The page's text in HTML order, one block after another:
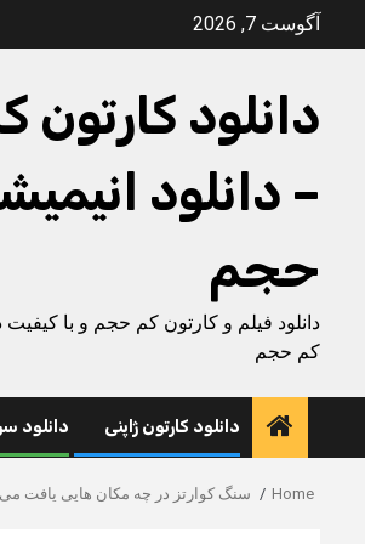
آگوست 7, 2026
دانلود
– دانلود
حجم
دانلود فیلم و کارتون کم حجم و با کیفیت
کم حجم
دانلود کارتون ژاپنی دانلود
Home سنگ کوارتز در چه مکان هایی یافت